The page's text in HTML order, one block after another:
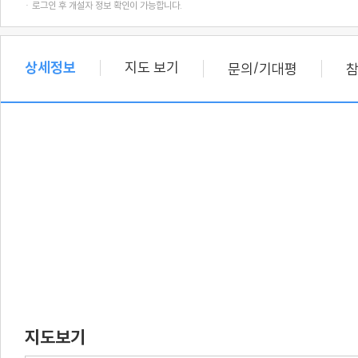
· 로그인 후 개설자 정보 확인이 가능합니다.
상세정보 지도 보기 문의/기대평
지도보기